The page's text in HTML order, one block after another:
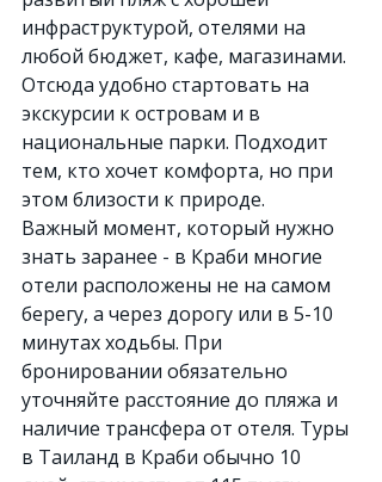
инфраструктурой, отелями на
любой бюджет, кафе, магазинами.
Отсюда удобно стартовать на
экскурсии к островам и в
национальные парки. Подходит
тем, кто хочет комфорта, но при
этом близости к природе.
Важный момент, который нужно
знать заранее - в Краби многие
отели расположены не на самом
берегу, а через дорогу или в 5-10
минутах ходьбы. При
бронировании обязательно
уточняйте расстояние до пляжа и
наличие трансфера от отеля. Туры
в Таиланд в Краби обычно 10